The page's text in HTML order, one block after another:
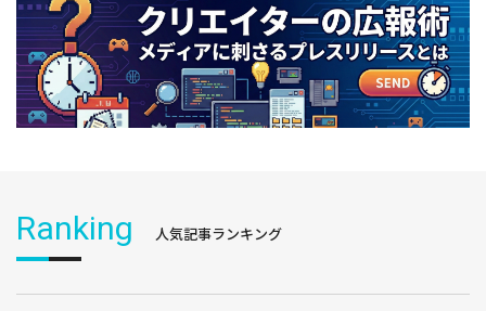
Ranking 人気記事ランキング